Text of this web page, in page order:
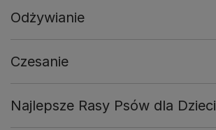
Odżywianie
Czesanie
Najlepsze Rasy Psów dla Dzieci